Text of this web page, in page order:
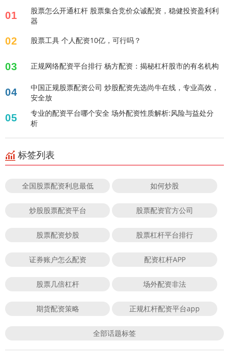
01
股票怎么开通杠杆 股票集合竞价众诚配资，稳健投资盈利利
器
02 股票工具 个人配资10亿，可行吗？
03 正规网络配资平台排行 杨方配资：揭秘杠杆股市的有名机构
04
中国正规股票配资公司 炒股配资先选尚牛在线，专业高效，
安全放
05
专业的配资平台哪个安全 场外配资性质解析:风险与益处分
析
标签列表
全国股票配资利息最低 如何炒股
炒股股票配资平台 股票配资官方公司
股票配资炒股 股票杠杆平台排行
证券账户怎么配资 配资杠杆APP
股票几倍杠杆 场外配资非法
期货配资策略 正规杠杆配资平台app
全部话题标签